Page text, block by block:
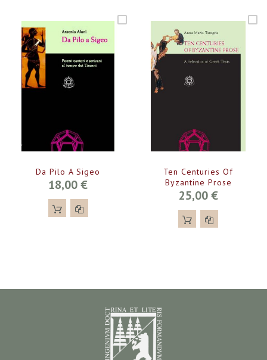
Da Pilo A Sigeo
18,00 €
Ten Centuries Of
Byzantine Prose
25,00 €